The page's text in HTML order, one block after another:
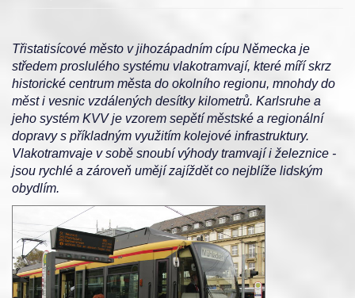
Třistatisícové město v jihozápadním cípu Německa je
středem proslulého systému vlakotramvají, které míří skrz
historické centrum města do okolního regionu, mnohdy do
měst i vesnic vzdálených desítky kilometrů. Karlsruhe a
jeho systém KVV je vzorem sepětí městské a regionální
dopravy s příkladným využitím kolejové infrastruktury.
Vlakotramvaje v sobě snoubí výhody tramvají i železnice -
jsou rychlé a zároveň umějí zajíždět co nejblíže lidským
obydlím.